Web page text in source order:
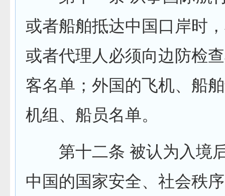
或者船舶抵达中国口岸时
或者代理人必须向边防检
客名单；外国的飞机、船
机组、船员名单。
第十二条 被认为入境
中国的国家安全、社会秩